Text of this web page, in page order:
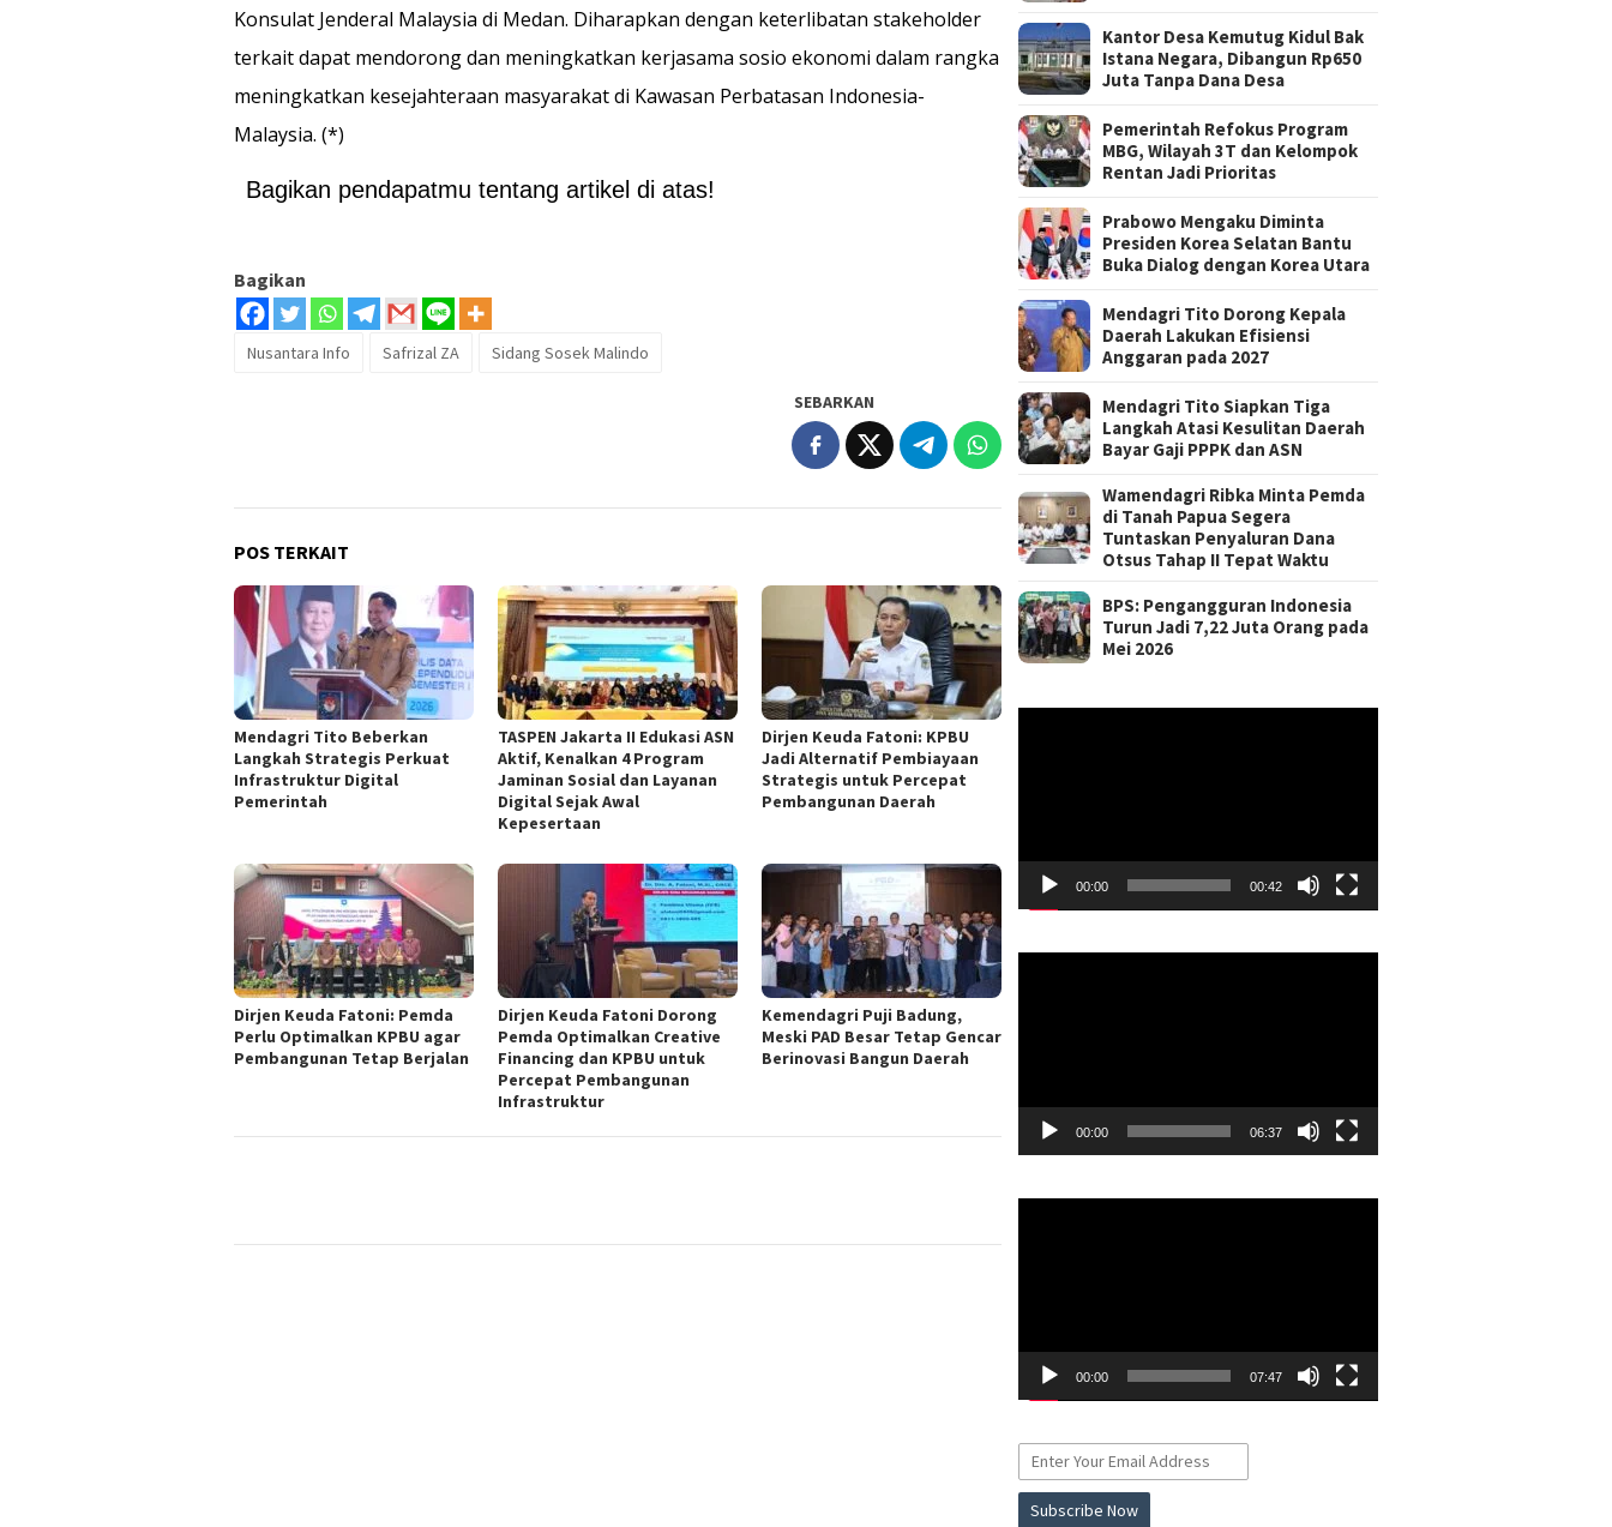
Konsulat Jenderal Malaysia di Medan. Diharapkan dengan keterlibatan stakeholder
terkait dapat mendorong dan meningkatkan kerjasama sosio ekonomi dalam rangka
meningkatkan kesejahteraan masyarakat di Kawasan Perbatasan Indonesia-
Malaysia. (*)
Bagikan pendapatmu tentang artikel di atas!
Bagikan
Nusantara Info Safrizal ZA Sidang Sosek Malindo
SEBARKAN
POS TERKAIT
Mendagri Tito Beberkan
Langkah Strategis Perkuat
Infrastruktur Digital
Pemerintah
TASPEN Jakarta II Edukasi ASN
Aktif, Kenalkan 4 Program
Jaminan Sosial dan Layanan
Digital Sejak Awal
Kepesertaan
Dirjen Keuda Fatoni: KPBU
Jadi Alternatif Pembiayaan
Strategis untuk Percepat
Pembangunan Daerah
Dirjen Keuda Fatoni: Pemda
Perlu Optimalkan KPBU agar
Pembangunan Tetap Berjalan
Dirjen Keuda Fatoni Dorong
Pemda Optimalkan Creative
Financing dan KPBU untuk
Percepat Pembangunan
Infrastruktur
Kemendagri Puji Badung,
Meski PAD Besar Tetap Gencar
Berinovasi Bangun Daerah
Kantor Desa Kemutug Kidul Bak
Istana Negara, Dibangun Rp650
Juta Tanpa Dana Desa
Pemerintah Refokus Program
MBG, Wilayah 3T dan Kelompok
Rentan Jadi Prioritas
Prabowo Mengaku Diminta
Presiden Korea Selatan Bantu
Buka Dialog dengan Korea Utara
Mendagri Tito Dorong Kepala
Daerah Lakukan Efisiensi
Anggaran pada 2027
Mendagri Tito Siapkan Tiga
Langkah Atasi Kesulitan Daerah
Bayar Gaji PPPK dan ASN
Wamendagri Ribka Minta Pemda
di Tanah Papua Segera
Tuntaskan Penyaluran Dana
Otsus Tahap II Tepat Waktu
BPS: Pengangguran Indonesia
Turun Jadi 7,22 Juta Orang pada
Mei 2026
00:00 00:42
00:00 06:37
00:00 07:47